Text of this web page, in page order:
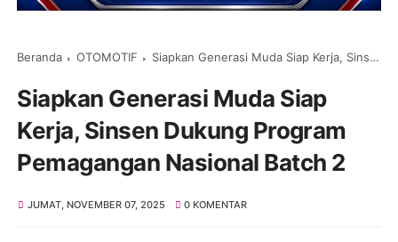
Beranda OTOMOTIF Siapkan Generasi Muda Siap Kerja, Sinsen Dukung Program Pemagangan Nasional Batch 2
Siapkan Generasi Muda Siap
Kerja, Sinsen Dukung Program
Pemagangan Nasional Batch 2
JUMAT, NOVEMBER 07, 2025 0 KOMENTAR